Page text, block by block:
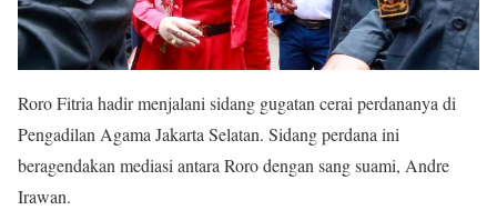
Roro Fitria hadir menjalani sidang gugatan cerai perdananya di
Pengadilan Agama Jakarta Selatan. Sidang perdana ini
beragendakan mediasi antara Roro dengan sang suami, Andre
Irawan.